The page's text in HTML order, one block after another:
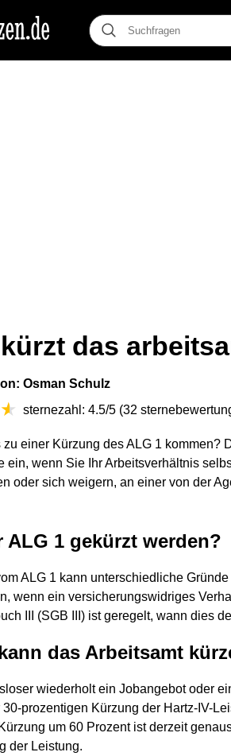
das
Osman Schulz
sternezahl: 4.5/5 (32
zu einer Kürzung des ALG 1 kommen?
ein, wenn Sie Ihr Arbeitsverhältnis
oder sich weigern, an einer von der
ALG 1 gekürzt werden?
ALG 1 kann unterschiedliche
wenn ein versicherungswidriges
III (SGB III) ist geregelt, wann dies
das Arbeitsamt
wiederholt ein Jobangebot oder
30-prozentigen Kürzung der Hartz-IV-
um 60 Prozent ist derzeit
der Leistung.